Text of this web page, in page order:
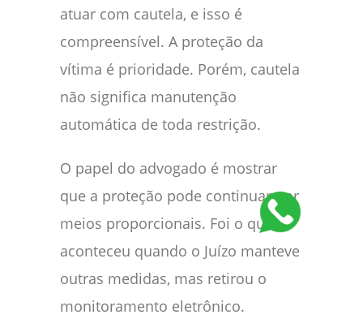
atuar com cautela, e isso é
compreensível. A proteção da
vítima é prioridade. Porém, cautela
não significa manutenção
automática de toda restrição.
O papel do advogado é mostrar
que a proteção pode continuar por
meios proporcionais. Foi o que
aconteceu quando o Juízo manteve
outras medidas, mas retirou o
monitoramento eletrônico.